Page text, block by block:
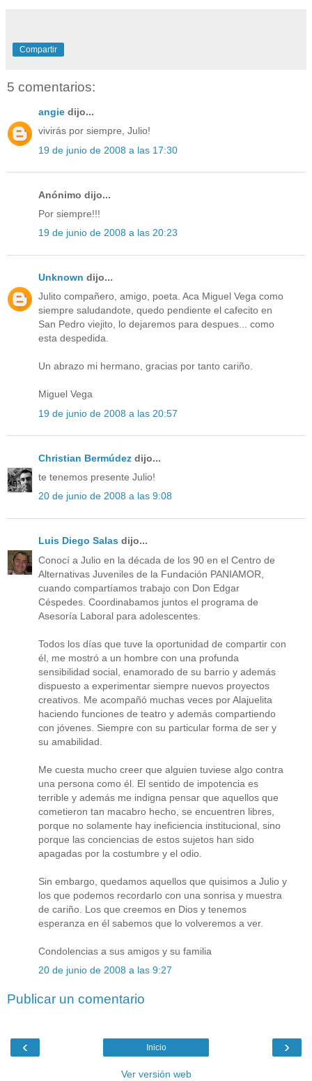
Compartir
5 comentarios:
angie dijo...
vivirás por siempre, Julio!
19 de junio de 2008 a las 17:30
Anónimo dijo...
Por siempre!!!
19 de junio de 2008 a las 20:23
Unknown dijo...
Julito compañero, amigo, poeta. Aca Miguel Vega como
siempre saludandote, quedo pendiente el cafecito en
San Pedro viejito, lo dejaremos para despues... como
esta despedida.
Un abrazo mi hermano, gracias por tanto cariño.
Miguel Vega
19 de junio de 2008 a las 20:57
Christian Bermúdez dijo...
te tenemos presente Julio!
20 de junio de 2008 a las 9:08
Luis Diego Salas dijo...
Conocí a Julio en la década de los 90 en el Centro de
Alternativas Juveniles de la Fundación PANIAMOR,
cuando compartíamos trabajo con Don Edgar
Céspedes. Coordinabamos juntos el programa de
Asesoría Laboral para adolescentes.
Todos los días que tuve la oportunidad de compartir con
él, me mostró a un hombre con una profunda
sensibilidad social, enamorado de su barrio y además
dispuesto a experimentar siempre nuevos proyectos
creativos. Me acompañó muchas veces por Alajuelita
haciendo funciones de teatro y además compartiendo
con jóvenes. Siempre con su particular forma de ser y
su amabilidad.
Me cuesta mucho creer que alguien tuviese algo contra
una persona como él. El sentido de impotencia es
terrible y además me indigna pensar que aquellos que
cometieron tan macabro hecho, se encuentren libres,
porque no solamente hay ineficiencia institucional, sino
porque las conciencias de estos sujetos han sido
apagadas por la costumbre y el odio.
Sin embargo, quedamos aquellos que quisimos a Julio y
los que podemos recordarlo con una sonrisa y muestra
de cariño. Los que creemos en Dios y tenemos
esperanza en él sabemos que lo volveremos a ver.
Condolencias a sus amigos y su familia
20 de junio de 2008 a las 9:27
Publicar un comentario
‹ ›
Inicio
Ver versión web